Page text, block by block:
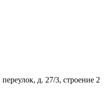
д. 27/3, строение 2